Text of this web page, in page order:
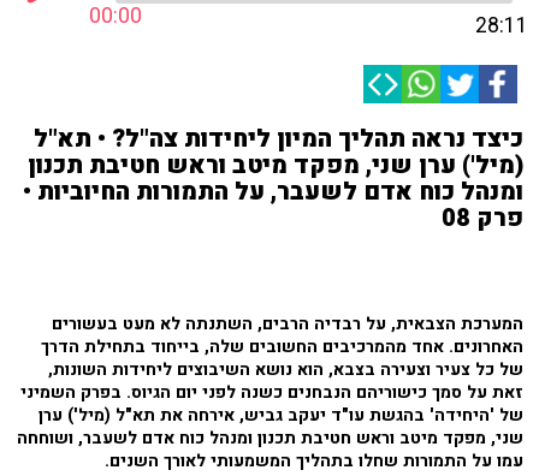
00:00 28:11
כיצד נראה תהליך המיון ליחידות צה"ל? • תא"ל
(מיל') ערן שני, מפקד מיטב וראש חטיבת תכנון
ומנהל כוח אדם לשעבר, על התמורות החיוביות •
פרק 08
המערכת הצבאית, על רבדיה הרבים, השתנתה לא מעט בעשורים
האחרונים. אחד מהמרכיבים החשובים שלה, בייחוד בתחילת הדרך
של כל צעיר וצעירה בצבא, הוא נושא השיבוצים ליחידות השונות,
זאת על סמך כישוריהם הנבחנים כשנה לפני יום הגיוס. בפרק השמיני
של 'היחידה' בהגשת עו"ד יעקב גביש, אירחה את תא"ל (מיל') ערן
שני, מפקד מיטב וראש חטיבת תכנון ומנהל כוח אדם לשעבר, ושוחחה
עמו על התמורות שחלו בתהליך המשמעותי לאורך השנים.